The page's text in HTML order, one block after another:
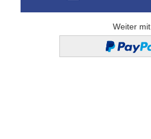
Weiter mit